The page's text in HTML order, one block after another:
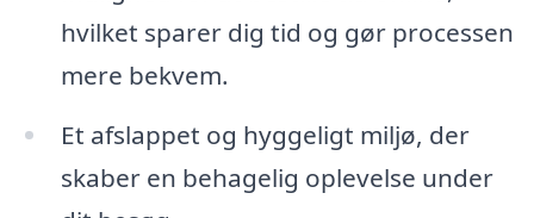
hvilket sparer dig tid og gør processen
mere bekvem.
Et afslappet og hyggeligt miljø, der
skaber en behagelig oplevelse under